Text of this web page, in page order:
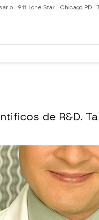
911 Lone Star Chicago PD
de R&D.